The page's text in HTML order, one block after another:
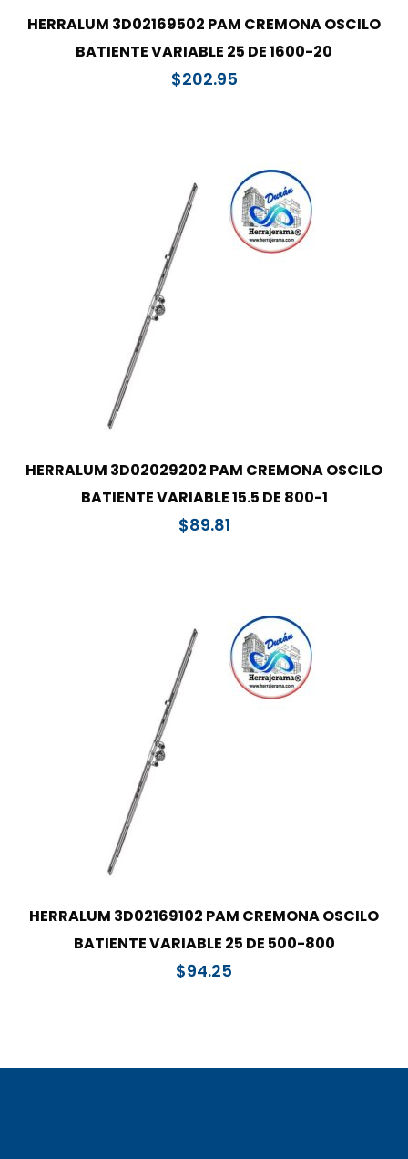
HERRALUM 3D02169502 PAM CREMONA OSCILO
BATIENTE VARIABLE 25 DE 1600-20
$202.95
HERRALUM 3D02029202 PAM CREMONA OSCILO
BATIENTE VARIABLE 15.5 DE 800-1
$89.81
HERRALUM 3D02169102 PAM CREMONA OSCILO
BATIENTE VARIABLE 25 DE 500-800
$94.25